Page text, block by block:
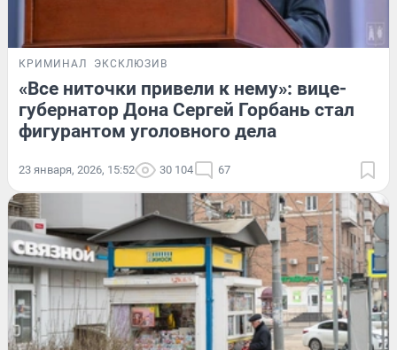
КРИМИНАЛ ЭКСКЛЮЗИВ
«Все ниточки привели к нему»: вице-
губернатор Дона Сергей Горбань стал
фигурантом уголовного дела
23 января, 2026, 15:52 30 104 67